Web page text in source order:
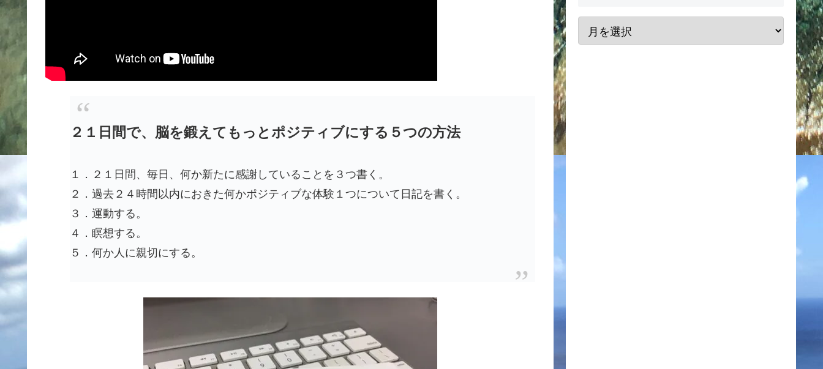
２１日間で、脳を鍛えてもっとポジティブにする５つの方法
１．２１日間、毎日、何か新たに感謝していることを３つ書く。
２．過去２４時間以内におきた何かポジティブな体験１つについて日記を書く。
３．運動する。
４．瞑想する。
５．何か人に親切にする。